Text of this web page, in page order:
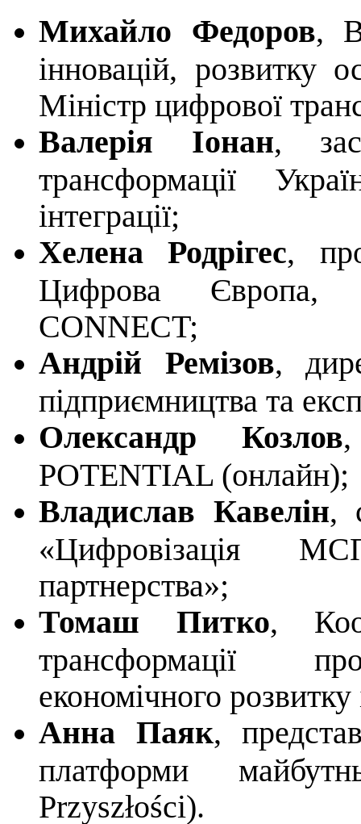
Михайло Федоров,
інновацій, розвитку
Міністр цифрової
Валерія Іонан,
трансформації
інтеграції;
Хелена Родрігес,
Цифрова Європа,
CONNECT;
Андрій Ремізов,
підприємництва та
Олександр Козлов,
POTENTIAL (онлайн);
Владислав Кавелін,
«Цифровізація
партнерства»;
Томаш Питко,
трансформації
економічного
Анна Паяк,
платформи
Przyszłości).